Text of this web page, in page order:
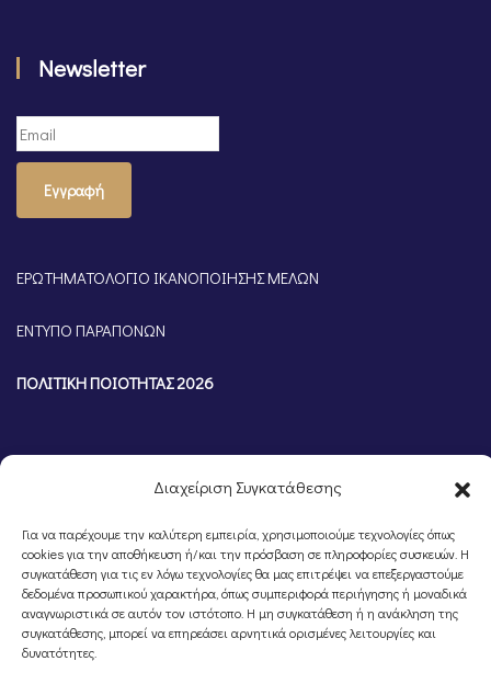
Διαχείριση Συγκατάθεσης
Για να παρέχουμε την καλύτερη εμπειρία, χρησιμοποιούμε τεχνολογίες όπως
cookies για την αποθήκευση ή/και την πρόσβαση σε πληροφορίες συσκευών. Η
συγκατάθεση για τις εν λόγω τεχνολογίες θα μας επιτρέψει να επεξεργαστούμε
δεδομένα προσωπικού χαρακτήρα, όπως συμπεριφορά περιήγησης ή μοναδικά
αναγνωριστικά σε αυτόν τον ιστότοπο. Η μη συγκατάθεση ή η ανάκληση της
συγκατάθεσης, μπορεί να επηρεάσει αρνητικά ορισμένες λειτουργίες και
δυνατότητες.
Newsletter
Εγγραφή
ΕΡΩΤΗΜΑΤΟΛΟΓΙΟ ΙΚΑΝΟΠΟΙΗΣΗΣ ΜΕΛΩΝ
ΕΝΤΥΠΟ ΠΑΡΑΠΟΝΩΝ
ΠΟΛΙΤΙΚΗ ΠΟΙΟΤΗΤΑΣ 2026
©Portal Επιμελητηρίου Ημαθίας, Powered byKnowledge A.E.